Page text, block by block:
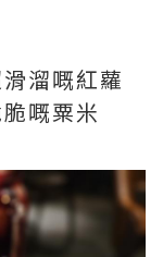
溜嘅紅蘿
嘅粟米